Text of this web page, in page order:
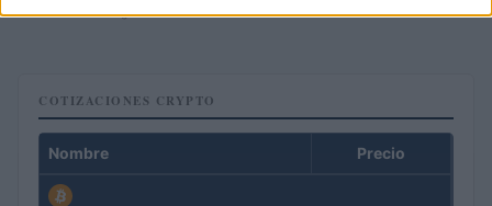
Lucía Herrera · 4 Ago 2026
COTIZACIONES CRYPTO
Nombre Precio